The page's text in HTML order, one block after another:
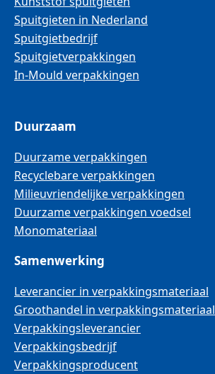
Spuitgieten in Nederland
Spuitgietbedrijf
Spuitgietverpakkingen
In-Mould verpakkingen
Duurzaam
Duurzame verpakkingen
Recyclebare verpakkingen
Milieuvriendelijke verpakkingen
Duurzame verpakkingen voedsel
Monomateriaal
Samenwerking
Leverancier in verpakkingsmateriaal
Groothandel in verpakkingsmateriaal
Verpakkingsleverancier
Verpakkingsbedrijf
Verpakkingsproducent